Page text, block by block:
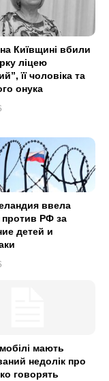
Київщині вбили
ліцею
її чоловіка та
онука
ввела
против РФ за
детей и
мають
недолік про
говорять